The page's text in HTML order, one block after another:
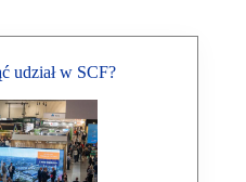
udział w SCF?